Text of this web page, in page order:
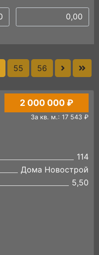
55 56
2 000 000 ₽
За кв. м.: 17 543 ₽
114
Дома Новострой
5,50